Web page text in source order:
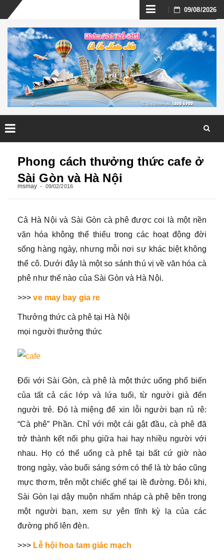
Skip
to
content
09/08/2026
Phong cách thưởng thức cafe ở
Sài Gòn và Hà Nội
msmay 09/02/2016
Cả Hà Nội và Sài Gòn cà phê được coi là một nền
văn hóa không thể thiếu trong các hoạt động đời
sống hàng ngày, nhưng mỗi nơi sự khác biệt không
thể cô. Dưới đây là một so sánh thú vị về văn hóa cà
phê như thế nào của Sài Gòn và Hà Nội.
>>>ve may bay gia re
Thưởng thức cà phê tại Hà Nội
mọi người thưởng thức
Đối với Sài Gòn, cà phê là một thức uống phổ biến
của tất cả các lớp và lứa tuổi, từ người già đến
người trẻ. Đó là miệng để xin lỗi người bạn rủ rê:
“Cà phê” Phần. Chỉ với một cái gật đầu, cà phê đã
trở thành kết nối phụ giữa hai hay nhiều người với
nhau. Họ có thể uống cà phê tại bất cứ giờ nào
trong ngày, vào buổi sáng sớm có thể là tờ báo cũng
mực thơm, trên một chiếc ghế tại lề đường. Đôi khi,
Sài Gòn lại dậy muộn nhấm nháp cà phê bên trong
một người bạn, xem sự yên tĩnh kỳ lạ của các
đường phố lên đèn.
>>> Lễ hội hoa tam giác mạch